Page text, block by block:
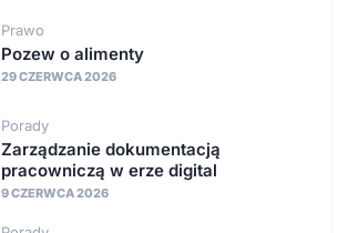
Prawo
Pozew o alimenty
29 CZERWCA 2026
Porady
Zarządzanie dokumentacją
pracowniczą w erze digital
9 CZERWCA 2026